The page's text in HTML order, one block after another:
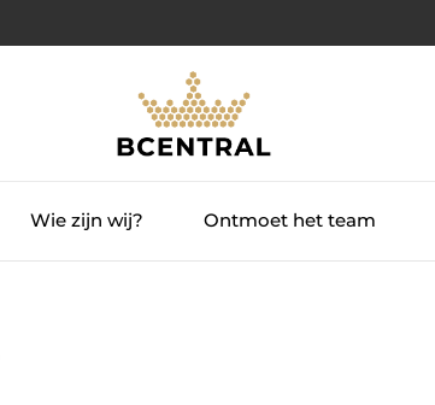
Wie zijn wij? Ontmoet het team